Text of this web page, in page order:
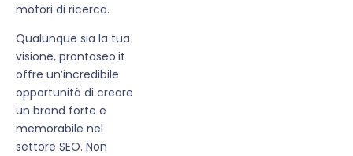
motori di ricerca.
Qualunque sia la tua
visione, prontoseo.it
offre un’incredibile
opportunità di creare
un brand forte e
memorabile nel
settore SEO. Non